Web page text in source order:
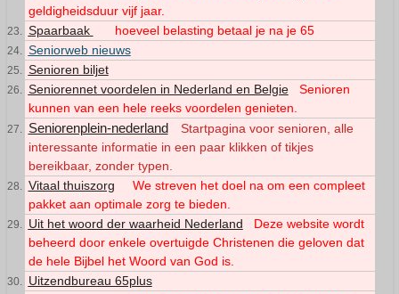
geldigheidsduur vijf jaar.
Spaarbaak
hoeveel belasting betaal je na je 65
Seniorweb nieuws
Senioren biljet
Seniorennet voordelen in Nederland en Belgie
Senioren
kunnen van een hele reeks voordelen genieten.
Seniorenplein-nederland
Startpagina voor senioren, alle
interessante informatie in een paar klikken of tikjes
bereikbaar, zonder typen.
Vitaal thuiszorg
We streven het doel na om een compleet
pakket aan optimale zorg te bieden.
Uit het woord der waarheid Nederland
Deze website wordt
beheerd door enkele overtuigde Christenen die geloven dat
de hele Bijbel het Woord van God is.
Uitzendbureau 65plus